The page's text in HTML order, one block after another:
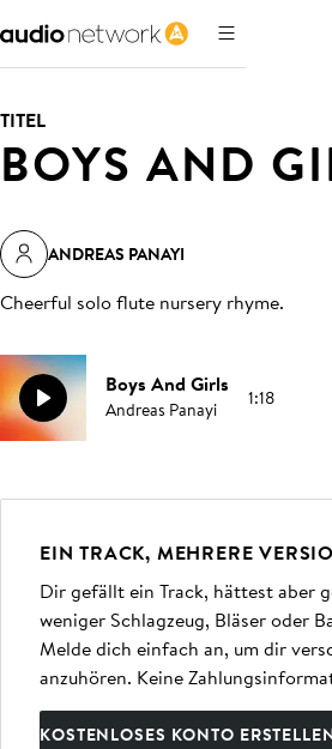
TITEL
BOYS AND
ANDREAS PANAYI
Cheerful solo flute nursery rhyme.
Boys And Girls
Andreas Panayi 1:18
EIN TRACK, MEHRERE
Dir gefällt ein Track, hättest aber
weniger Schlagzeug, Bläser oder
Melde dich einfach an, um dir
anzuhören. Keine
KOSTENLOSES KONTO